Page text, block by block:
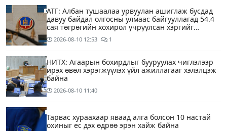
АТГ: Албан тушаалаа урвуулан ашиглаж бусдад
давуу байдал олгосны улмаас байгууллагад 54.4
сая төгрөгийн хохирол учруулсан хэргийг
прокурорт шилжүүллээ
2026-08-10 12:53 1
НИТХ: Агаарын бохирдлыг бууруулах чиглэлээр
ирэх өвөл хэрэгжүүлэх үйл ажиллагааг хэлэлцэж
байна
2026-08-10 11:40
Тарвас хураахаар яваад алга болсон 10 настай
охиныг ес дэх өдрөө эрэн хайж байна